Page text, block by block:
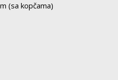
(sa kopčama)